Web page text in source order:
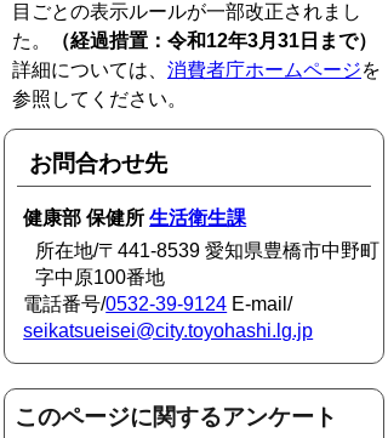
目ごとの表示ルールが一部改正されまし
た。
（経過措置：令和12年3月31日まで）
詳細については、 消費者庁ホームページを
参照してください。
お問合わせ先
健康部 保健所生活衛生課
所在地/〒441-8539 愛知県豊橋市中野町
字中原100番地
電話番号/0532-39-9124 E-mail/
seikatsueisei@city.toyohashi.lg.jp
このページに関するアンケート